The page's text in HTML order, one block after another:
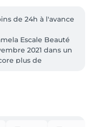
de 24h à l'avance
Escale Beauté
2021 dans un
plus de